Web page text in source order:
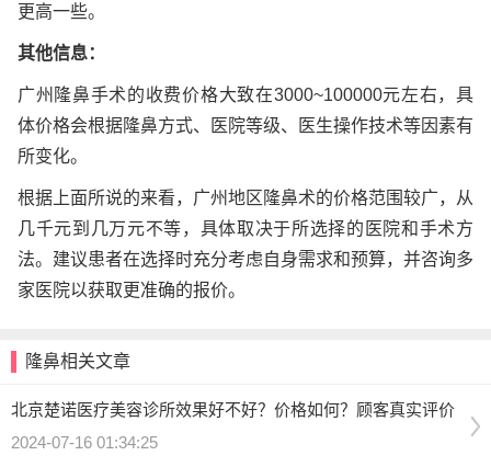
更高一些。
其他信息：
广州隆鼻手术的收费价格大致在3000~100000元左右，具
体价格会根据隆鼻方式、医院等级、医生操作技术等因素有
所变化。
根据上面所说的来看，广州地区隆鼻术的价格范围较广，从
几千元到几万元不等，具体取决于所选择的医院和手术方
法。建议患者在选择时充分考虑自身需求和预算，并咨询多
家医院以获取更准确的报价。
隆鼻相关文章
北京楚诺医疗美容诊所效果好不好？价格如何？顾客真实评价
2024-07-16 01:34:25